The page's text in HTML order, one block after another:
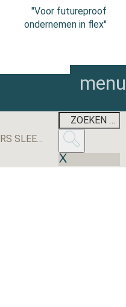
"Voor futureproof
ondernemen in flex"
menu
DEZE LEVERANCIERS SLEEPTEN DE MEESTE AANBESTEDINGEN BINNEN IN 2025